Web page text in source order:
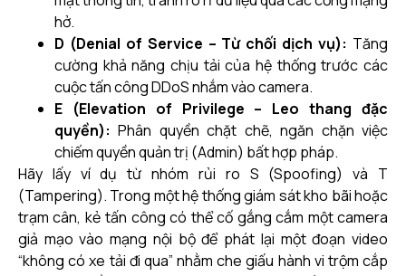
hở.
D (Denial of Service – Từ chối dịch vụ): Tăng
cường khả năng chịu tải của hệ thống trước các
cuộc tấn công DDoS nhắm vào camera.
E (Elevation of Privilege – Leo thang đặc
quyền): Phân quyền chặt chẽ, ngăn chặn việc
chiếm quyền quản trị (Admin) bất hợp pháp.
Hãy lấy ví dụ từ nhóm rủi ro S (Spoofing) và T
(Tampering). Trong một hệ thống giám sát kho bãi hoặc
trạm cân, kẻ tấn công có thể cố gắng cắm một camera
giả mạo vào mạng nội bộ để phát lại một đoạn video
“không có xe tải đi qua” nhằm che giấu hành vi trộm cắp